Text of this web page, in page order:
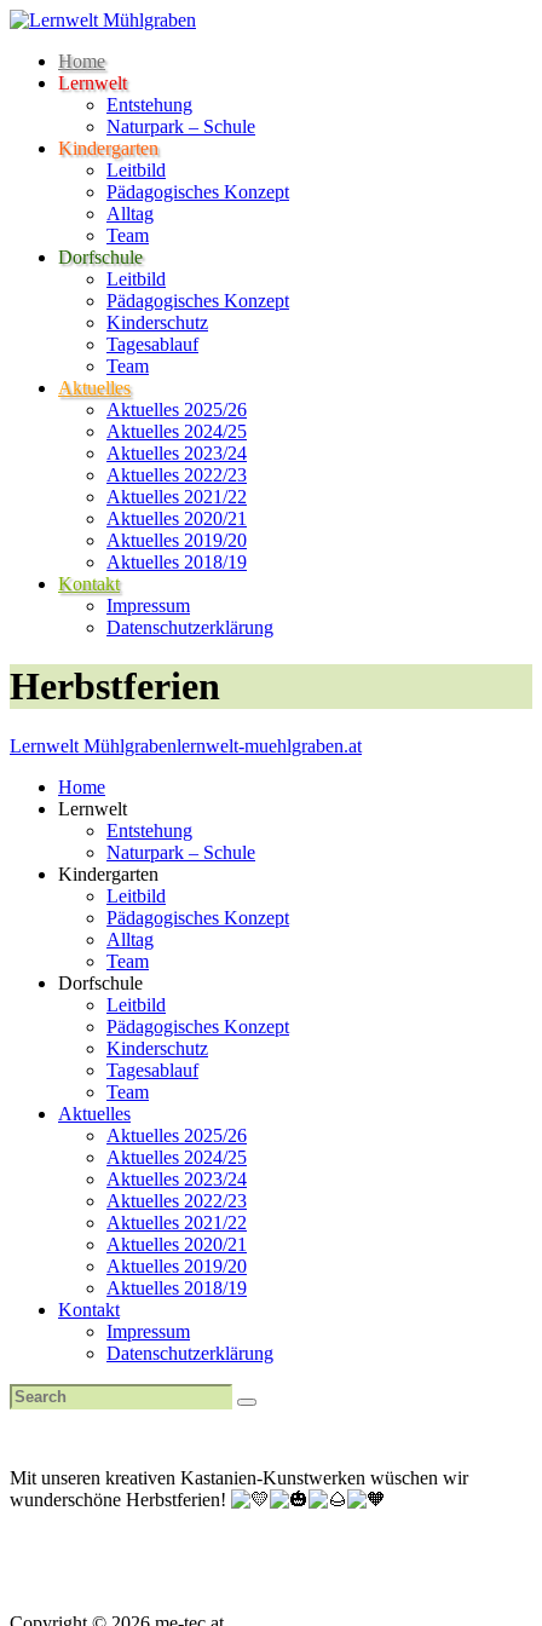
Home
Lernwelt
Entstehung
Naturpark – Schule
Kindergarten
Leitbild
Pädagogisches Konzept
Alltag
Team
Dorfschule
Leitbild
Pädagogisches Konzept
Kinderschutz
Tagesablauf
Team
Aktuelles
Aktuelles 2025/26
Aktuelles 2024/25
Aktuelles 2023/24
Aktuelles 2022/23
Aktuelles 2021/22
Aktuelles 2020/21
Aktuelles 2019/20
Aktuelles 2018/19
Kontakt
Impressum
Datenschutzerklärung
Herbstferien
Lernwelt Mühlgrabenlernwelt-muehlgraben.at
Home
Lernwelt
Entstehung
Naturpark – Schule
Kindergarten
Leitbild
Pädagogisches Konzept
Alltag
Team
Dorfschule
Leitbild
Pädagogisches Konzept
Kinderschutz
Tagesablauf
Team
Aktuelles
Aktuelles 2025/26
Aktuelles 2024/25
Aktuelles 2023/24
Aktuelles 2022/23
Aktuelles 2021/22
Aktuelles 2020/21
Aktuelles 2019/20
Aktuelles 2018/19
Kontakt
Impressum
Datenschutzerklärung
Mit unseren kreativen Kastanien-Kunstwerken wüschen wir
wunderschöne Herbstferien!